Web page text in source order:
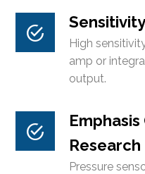
High
amp or
output.
Research
Pressure